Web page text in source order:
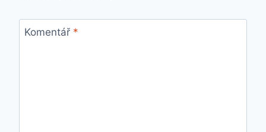
Komentář *